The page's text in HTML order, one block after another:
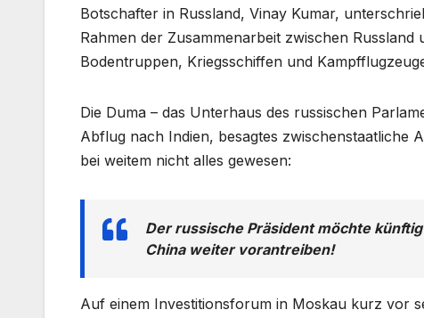
Botschafter in Russland, Vinay Kumar,
Rahmen der Zusammenarbeit zwischen
Bodentruppen, Kriegsschiffen und
Die Duma – das Unterhaus des russischen
Abflug nach Indien, besagtes zwischenstaatliche
bei weitem nicht alles gewesen:
Der russische Präsident möchte
China weiter vorantreiben!
Auf einem Investitionsforum in Moskau kurz vor